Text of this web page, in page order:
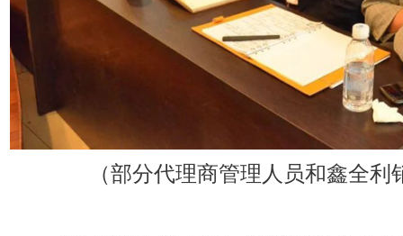
（部分代理商管理人员和鑫全